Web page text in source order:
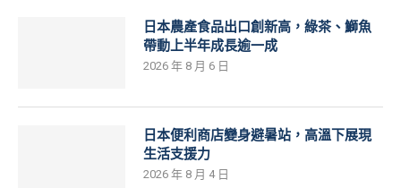
日本農產食品出口創新高，綠茶、鰤魚
帶動上半年成長逾一成
2026 年 8 月 6 日
日本便利商店變身避暑站，高溫下展現
生活支援力
2026 年 8 月 4 日